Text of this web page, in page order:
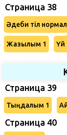
Страница 38
Әдеби тіл
Жазылым 1 Үй
Страница 39
Тыңдалым 1
Страница 40